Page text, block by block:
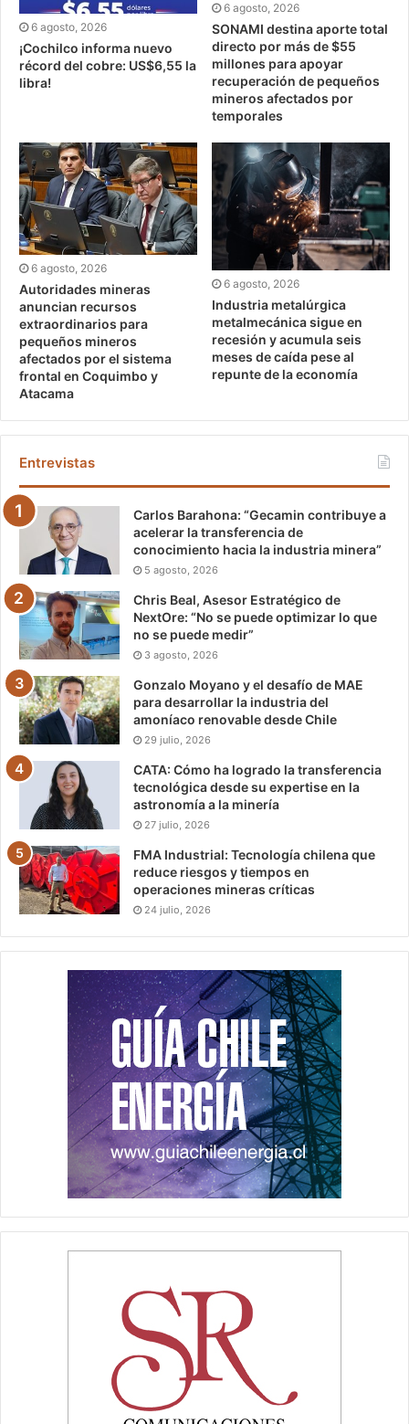
6 agosto, 2026
¡Cochilco informa nuevo
récord del cobre: US$6,55 la
libra!
6 agosto, 2026
SONAMI destina aporte total
directo por más de $55
millones para apoyar
recuperación de pequeños
mineros afectados por
temporales
6 agosto, 2026
Autoridades mineras
anuncian recursos
extraordinarios para
pequeños mineros
afectados por el sistema
frontal en Coquimbo y
Atacama
6 agosto, 2026
Industria metalúrgica
metalmecánica sigue en
recesión y acumula seis
meses de caída pese al
repunte de la economía
Entrevistas
Carlos Barahona: “Gecamin contribuye a
acelerar la transferencia de
conocimiento hacia la industria minera”
5 agosto, 2026
Chris Beal, Asesor Estratégico de
NextOre: “No se puede optimizar lo que
no se puede medir”
3 agosto, 2026
Gonzalo Moyano y el desafío de MAE
para desarrollar la industria del
amoníaco renovable desde Chile
29 julio, 2026
CATA: Cómo ha logrado la transferencia
tecnológica desde su expertise en la
astronomía a la minería
27 julio, 2026
FMA Industrial: Tecnología chilena que
reduce riesgos y tiempos en
operaciones mineras críticas
24 julio, 2026